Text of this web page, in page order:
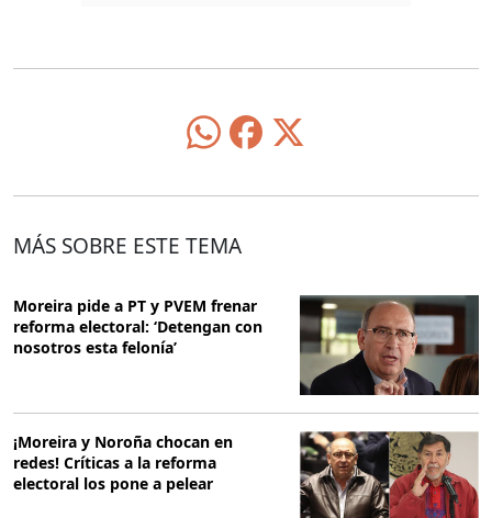
MÁS SOBRE ESTE TEMA
Moreira pide a PT y PVEM frenar
reforma electoral: ‘Detengan con
nosotros esta felonía’
¡Moreira y Noroña chocan en
redes! Críticas a la reforma
electoral los pone a pelear